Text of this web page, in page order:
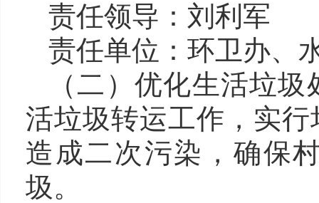
责任领导： 刘利
责任单位： 环卫办、
（二）优化生活垃圾
活垃圾转运工作，实
造成二次污染，确保
圾。